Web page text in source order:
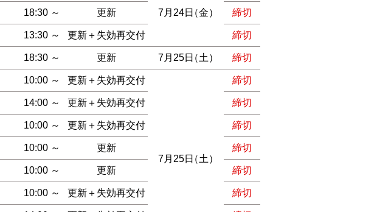
7月24日（金）
18:30 ～ 更新 締切
13:30 ～ 更新＋失効再交付 締切
18:30 ～ 更新 7月25日（土） 締切
10:00 ～ 更新＋失効再交付
7月25日（土）
締切
14:00 ～ 更新＋失効再交付 締切
10:00 ～ 更新＋失効再交付 締切
10:00 ～ 更新 締切
10:00 ～ 更新 締切
10:00 ～ 更新＋失効再交付 締切